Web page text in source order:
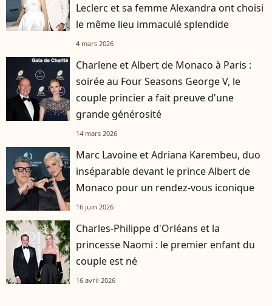
Leclerc et sa femme Alexandra ont choisi
le même lieu immaculé splendide
4 mars 2026
Charlene et Albert de Monaco à Paris :
soirée au Four Seasons George V, le
couple princier a fait preuve d'une
grande générosité
14 mars 2026
Marc Lavoine et Adriana Karembeu, duo
inséparable devant le prince Albert de
Monaco pour un rendez-vous iconique
16 juin 2026
Charles-Philippe d'Orléans et la
princesse Naomi : le premier enfant du
couple est né
16 avril 2026